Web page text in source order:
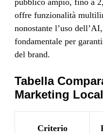
pubblico ampio, fino a
offre funzionalità
nonostante l’uso
fondamentale per
del brand.
Tabella
Marketing
Criterio